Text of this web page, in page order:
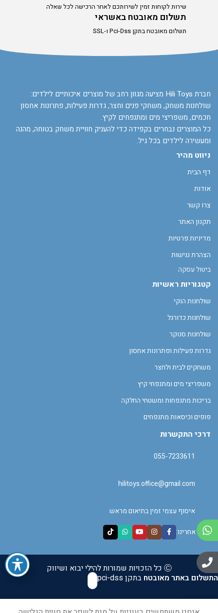
שירות לקוחות זמין לשירותכם לאחר הרכישה לכל שאלה
תשלום מאובטח באשראי
תשלום מאובטח בתקן Pci-Dss ו-SSL
חברת Hili Toys מציעה מגוון רחב של מוצרים איכותיים לילדים:
שולחנות משחק, משחקי פנים וחצר, גדרות פעילות, פתרונות אחסון
חכמים, משפריצי מים ומתנפחים לקיץ.
כל המוצרים נבחרים בקפידה כדי להעניק חוויית משחק בטוחה, מהנה
ומעשירה לילדים בכל גיל.
ניווט מהיר
דף הבית
אודות
צרו קשר
תקנון האתר
מדיניות פרטיות
הצהרת נגישות
ביטול עסקה
קטגוריות ראשיות
שולחנות הוקי
שולחנות כדורגל
שולחנות סנוקר
גדרות פעילות ופתרונות אחסון
משחקים לבית ולחצר
משפריצי מים ומתנפחי קיץ
בריכות מתנפחות ומשטחי החלקה
פופים וכיסאות מתנפחים
דרכי התקשרות
055-7233611
hilitoys.office@gmail.com
איסוף עצמי זמין בתיאום מראש
עקבו אחרינו:
Ⓒ כל הזכויות שמורות להילי יבוא ושיווק
התשלום באתר מאובטח בתקן pci-dss